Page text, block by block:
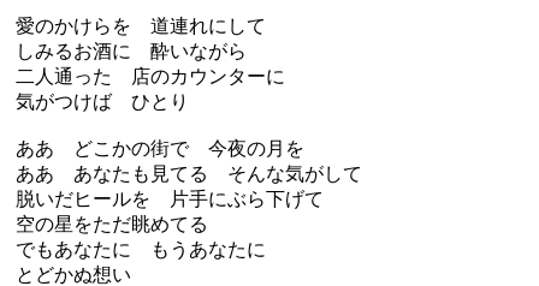
愛のかけらを 道連れにして
しみるお酒に 酔いながら
二人通った 店のカウンターに
気がつけば ひとり
ああ どこかの街で 今夜の月を
ああ あなたも見てる そんな気がして
脱いだヒールを 片手にぶら下げて
空の星をただ眺めてる
でもあなたに もうあなたに
とどかぬ想い